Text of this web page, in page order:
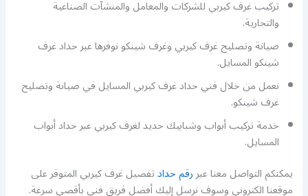
تركيب غرف كيربي للشركات والمعامل والمنشآت الصناعية
والتجارية.
صيانة وتصليح غرف كيربي وغرف شينكو نوفرها عبر حداد غرف
شينكو المسايل.
نعمل من خلال فني حداد غرف كيربي المسايل في صيانة وتصليح
غرف شينكو.
خدمة تركيب أبواب وشبابيك حديد لغرف كيربي عبر حداد أبواب
المسايل.
يمكنكم التواصل معنا عبررقم حدادتفصيل غرف كيربي المتوفر على
موقعنا الكتروني وسوف نرسل إليك أفضل فريق فني بأقصى سرعة.